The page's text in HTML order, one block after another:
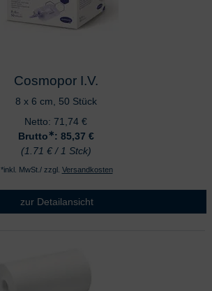
Cosmopor I.V.
8 x 6 cm, 50 Stück
Netto: 71,74 €
Brutto∗: 85,37 €
(1.71 € / 1 Stck)
*inkl. MwSt./ zzgl. Versandkosten
zur Detailansicht